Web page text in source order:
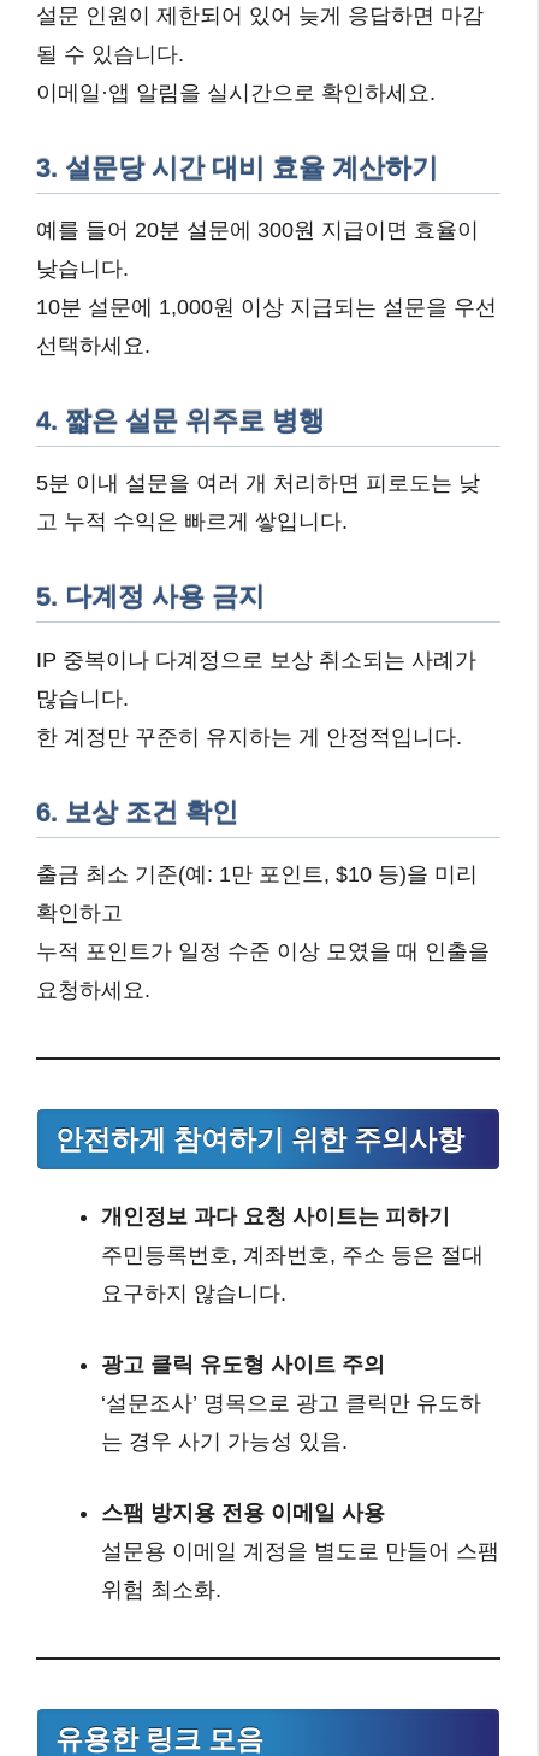
설문 인원이 제한되어 있어 늦게 응답하면 마감
될 수 있습니다.
이메일·앱 알림을 실시간으로 확인하세요.
3. 설문당 시간 대비 효율 계산하기
예를 들어 20분 설문에 300원 지급이면 효율이
낮습니다.
10분 설문에 1,000원 이상 지급되는 설문을 우선
선택하세요.
4. 짧은 설문 위주로 병행
5분 이내 설문을 여러 개 처리하면 피로도는 낮
고 누적 수익은 빠르게 쌓입니다.
5. 다계정 사용 금지
IP 중복이나 다계정으로 보상 취소되는 사례가
많습니다.
한 계정만 꾸준히 유지하는 게 안정적입니다.
6. 보상 조건 확인
출금 최소 기준(예: 1만 포인트, $10 등)을 미리
확인하고
누적 포인트가 일정 수준 이상 모였을 때 인출을
요청하세요.
안전하게 참여하기 위한 주의사항
개인정보 과다 요청 사이트는 피하기
주민등록번호, 계좌번호, 주소 등은 절대
요구하지 않습니다.
광고 클릭 유도형 사이트 주의
‘설문조사’ 명목으로 광고 클릭만 유도하
는 경우 사기 가능성 있음.
스팸 방지용 전용 이메일 사용
설문용 이메일 계정을 별도로 만들어 스팸
위험 최소화.
유용한 링크 모음